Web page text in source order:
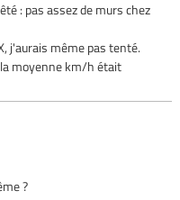
: pas assez de murs chez
j'aurais même pas tenté.
moyenne km/h était
?